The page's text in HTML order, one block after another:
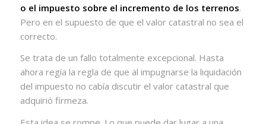
o el impuesto sobre el incremento de los terrenos.
Pero en el supuesto de que el valor catastral no sea el
correcto.
Se trata de un fallo totalmente excepcional. Hasta
ahora regía la regla de que al impugnarse la liquidación
del impuesto no cabía discutir el valor catastral que
adquirió firmeza.